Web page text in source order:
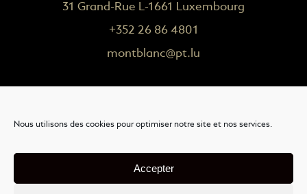
Nous utilisons des cookies pour optimiser notre site et nos services.
Accepter
31 Grand-Rue L-1661 Luxembourg
+352 26 86 4801
montblanc@pt.lu
Mention légales